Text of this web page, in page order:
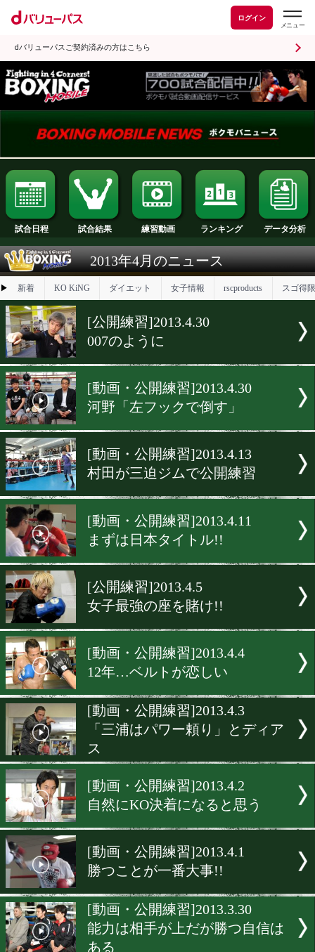
ログイン
dバリューパスご契約済みの方はこちら
試合日程 試合結果 練習動画 ランキング
2013年4月のニュース
▶ 新着 KO KiNG ダイエット
[公開練習]2013.4.30
007のように
[動画・公開練習]2013.4.30
[動画・公開練習]2013.4.13
村田が三迫ジムで公開練習
[動画・公開練習]2013.4.11
まずは日本タイトル!!
[公開練習]2013.4.5
女子最強の座を賭け!!
[動画・公開練習]2013.4.4
12年…ベルトが恋しい
[動画・公開練習]2013.4.3
「三浦はパワー頼り」とデ
ス
[動画・公開練習]2013.4.2